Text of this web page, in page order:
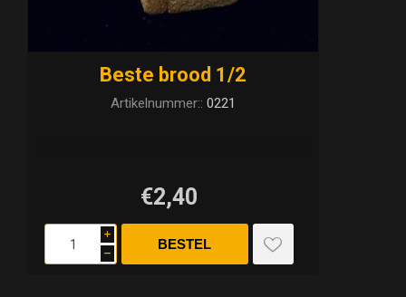
Beste brood 1/2
Artikelnummer:: 0221
€2,40
i
h